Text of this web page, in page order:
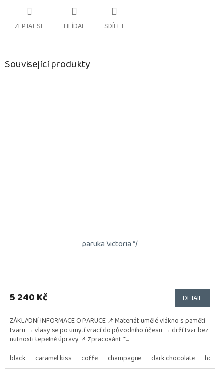
ZEPTAT SE HLÍDAT SDÍLET
Související produkty
paruka Victoria */
5 240 Kč DETAIL
ZÁKLADNÍ INFORMACE O PARUCE 📌 Materiál: umělé vlákno s pamětí
tvaru → vlasy se po umytí vrací do původního účesu → drží tvar bez
nutnosti tepelné úpravy 📌 Zpracování: *...
black
caramel kiss coffe champagne dark chocolate hot